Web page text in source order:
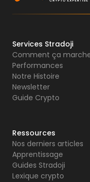
Services Stradoji
Comment ça
Performances
Notre Histoire
Newsletter
Guide Crypto
Ressources
Nos derniers articles
Apprentissage
Guides Stradoji
Lexique crypto